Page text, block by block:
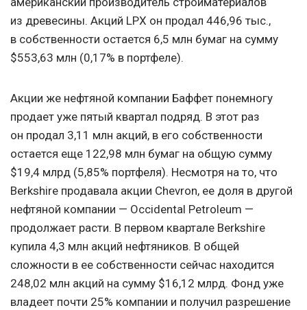
из древесины. Акций LPX он продал 446,96 тыс.,
в собственности остается 6,5 млн бумаг на сумму
$553,63 млн (0,17% в портфеле).
Акции же нефтяной компании Баффет понемногу
продает уже пятый квартал подряд. В этот раз
он продал 3,11 млн акций, в его собственности
остается еще 122,98 млн бумаг на общую сумму
$19,4 млрд (5,85% портфеля). Несмотря на то, что
Berkshire продавала акции Chevron, ее доля в другой
нефтяной компании — Occidental Petroleum —
продолжает расти. В первом квартале Berkshire
купила 4,3 млн акций нефтяников. В общей
сложности в ее собственности сейчас находится
248,02 млн акций на сумму $16,12 млрд. Фонд уже
владеет почти 25% компании и получил разрешение